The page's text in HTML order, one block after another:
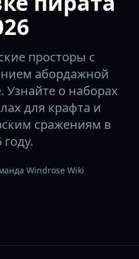
просторы с
абордажной
о наборах
для крафта и
сражениям в
году.
Windrose Wiki